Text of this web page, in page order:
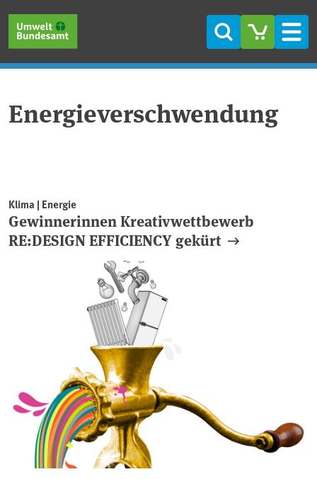
Suche
Energieverschwendung
Klima | Energie
Gewinnerinnen Kreativwettbewerb
RE:DESIGN EFFICIENCY gekürt